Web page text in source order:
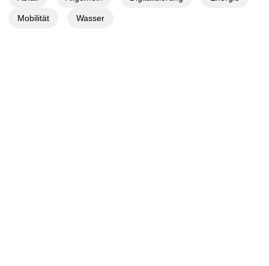
Mobilität Wasser